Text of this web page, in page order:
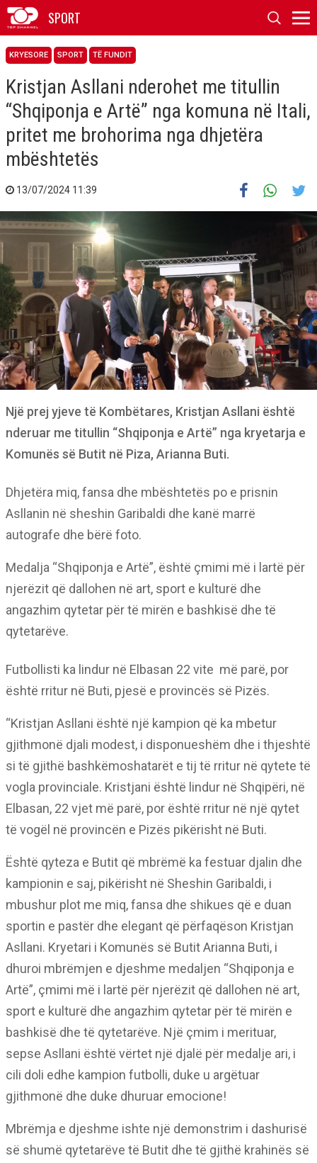
SPORT
KRYESORE SPORT TË FUNDIT
Kristjan Asllani nderohet me titullin
“Shqiponja e Artë” nga komuna në Itali,
pritet me brohorima nga dhjetëra
mbështetës
13/07/2024 11:39
Një prej yjeve të Kombëtares, Kristjan Asllani është
nderuar me titullin “Shqiponja e Artë” nga kryetarja e
Komunës së Butit në Piza, Arianna Buti.
Dhjetëra miq, fansa dhe mbështetës po e prisnin
Asllanin në sheshin Garibaldi dhe kanë marrë
autografe dhe bërë foto.
Medalja “Shqiponja e Artë”, është çmimi më i lartë për
njerëzit që dallohen në art, sport e kulturë dhe
angazhim qytetar për të mirën e bashkisë dhe të
qytetarëve.
Futbollisti ka lindur në Elbasan 22 vite më parë, por
është rritur në Buti, pjesë e provincës së Pizës.
“Kristjan Asllani është një kampion që ka mbetur
gjithmonë djali modest, i disponueshëm dhe i thjeshtë
si të gjithë bashkëmoshatarët e tij të rritur në qytete të
vogla provinciale. Kristjani është lindur në Shqipëri, në
Elbasan, 22 vjet më parë, por është rritur në një qytet
të vogël në provincën e Pizës pikërisht në Buti.
Është qyteza e Butit që mbrëmë ka festuar djalin dhe
kampionin e saj, pikërisht në Sheshin Garibaldi, i
mbushur plot me miq, fansa dhe shikues që e duan
sportin e pastër dhe elegant që përfaqëson Kristjan
Asllani. Kryetari i Komunës së Butit Arianna Buti, i
dhuroi mbrëmjen e djeshme medaljen “Shqiponja e
Artë”, çmimi më i lartë për njerëzit që dallohen në art,
sport e kulturë dhe angazhim qytetar për të mirën e
bashkisë dhe të qytetarëve. Një çmim i merituar,
sepse Asllani është vërtet një djalë për medalje ari, i
cili doli edhe kampion futbolli, duke u argëtuar
gjithmonë dhe duke dhuruar emocione!
Mbrëmja e djeshme ishte një demonstrim i dashurisë
së shumë qytetarëve të Butit dhe të gjithë krahinës së